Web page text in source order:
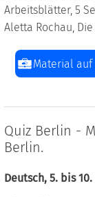
Arbeitsblätter, 5
Aletta Rochau,
Material
Quiz Berlin -
Berlin.
Deutsch, 5. bis 10.